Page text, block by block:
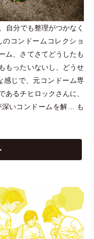
自分でも整理がつかなく
コンドームコレクショ
ム、さてさてどうしたも
もったいないし、どうせ
感じで、元コンドーム専
あるチヒロックさんに、
深いコンドームを解…
も